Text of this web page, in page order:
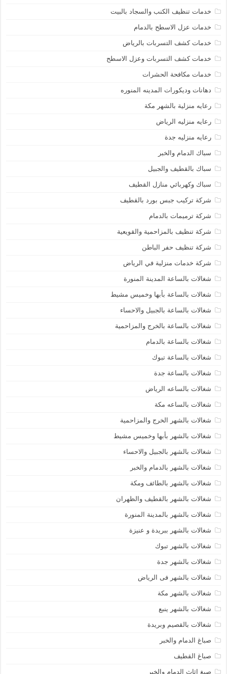
خدمات تنظيف الكنب والسجاد بالبيت
خدمات عزل الاسطح بالدمام
خدمات كشف التسربات بالرياض
خدمات كشف التسربات وعزل الاسطح
خدمات مكافحة الحشرات
دهانات وديكورات المدينه المنوره
رعايه منزلية بالشهر مكة
رعايه منزليه الرياض
رعايه منزليه جدة
سباك الدمام والخبر
سباك بالقطيف والجبيل
سباك وكهربائي منازل القطيف
شركة تركيب جبس بورد بالقطيف
شركة ترميمات بالدمام
شركة تنظيف بالمزاحمية والقويعية
شركة تنظيف حفر الباطن
شركة خدمات منزلية في الرياض
شغالات بالساعة المدينة المنورة
شغالات بالساعة بأبها وخميس مشيط
شغالات بالساعة بالجبيل والاحساء
شغالات بالساعة بالخرج والمزاحمية
شغالات بالساعة بالدمام
شغالات بالساعة تبوك
شغالات بالساعة جدة
شغالات بالساعه الرياض
شغالات بالساعه مكة
شغالات بالشهر الخرج والمزاحمية
شغالات بالشهر بأبها وخميس مشيط
شغالات بالشهر بالجبيل والاحساء
شغالات بالشهر بالدمام والخبر
شغالات بالشهر بالطائف ومكة
شغالات بالشهر بالقطيف والظهران
شغالات بالشهر بالمدينة المنورة
شغالات بالشهر ببريدة و عنيزة
شغالات بالشهر تبوك
شغالات بالشهر جدة
شغالات بالشهر فى الرياض
شغالات بالشهر مكة
شغالات بالشهر ينبع
شغالات بالقصيم وبريدة
صباغ الدمام والخبر
صباغ القطيف
صبغ اثاث الدمام والخبر